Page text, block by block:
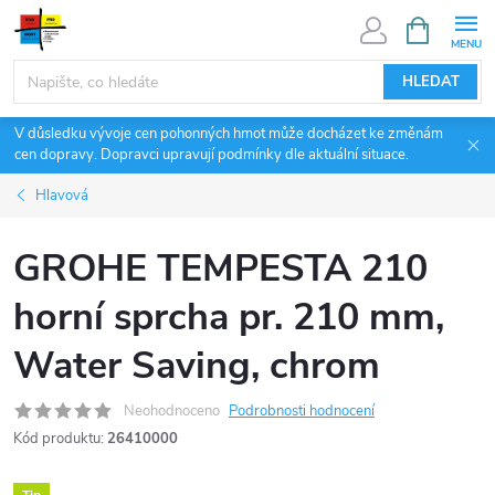
Přejít
obsah
HLEDAT
NÁKUPNÍ
KOŠÍK
V důsledku vývoje cen pohonných hmot může docházet ke změnám
cen dopravy. Dopravci upravují podmínky dle aktuální situace.
Hlavová
GROHE TEMPESTA 210
horní sprcha pr. 210 mm,
Water Saving, chrom
Neohodnoceno Podrobnosti hodnocení
Kód produktu: 26410000